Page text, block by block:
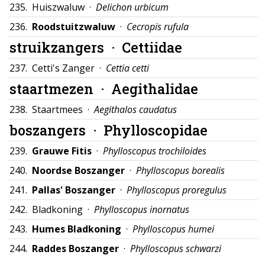
235. Huiszwaluw · Delichon urbicum
236. Roodstuitzwaluw · Cecropis rufula
struikzangers · Cettiidae
237. Cetti's Zanger · Cettia cetti
staartmezen · Aegithalidae
238. Staartmees ·Aegithalos caudatus
boszangers · Phylloscopidae
239. Grauwe Fitis · Phylloscopus trochiloides
240. Noordse Boszanger · Phylloscopus borealis
241. Pallas' Boszanger · Phylloscopus proregulus
242. Bladkoning · Phylloscopus inornatus
243. Humes Bladkoning · Phylloscopus humei
244. Raddes Boszanger · Phylloscopus schwarzi